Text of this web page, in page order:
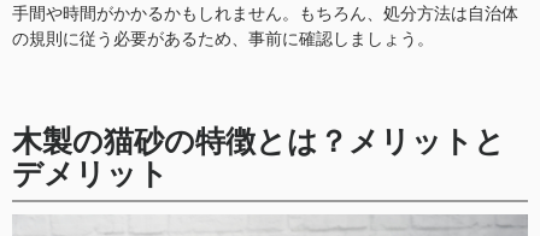
手間や時間がかかるかもしれません。もちろん、処分方法は自治体
の規則に従う必要があるため、事前に確認しましょう。
木製の猫砂の特徴とは？メリットと
デメリット